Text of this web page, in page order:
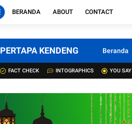
BERANDA ABOUT CONTACT
PERTAPA KENDENG Beranda
FACT CHECK INTOGRAPHICS YOU SAY